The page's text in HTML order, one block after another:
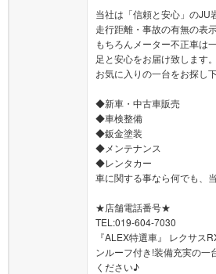
当社は「信頼と安心」のJU
走行距離・事故の有無の表
もちろんメーター不正車は
足と安心をお届け致します
お気に入りの一台をお探し下
◆新車・中古車販売
◆車検整備
◆鈑金塗装
◆メンテナンス
◆レンタカー
車に関する事なら何でも、
★店舗電話番号★
TEL:019-604-7030
『ALEX特選車』 レクサス
ンルーフ付き!装備充実の一
ください♪